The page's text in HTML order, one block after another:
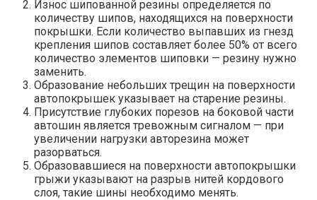
Износ шипованной резины определяется по
количеству шипов, находящихся на поверхности
покрышки. Если количество выпавших из гнезд
крепления шипов составляет более 50% от всего
количество элементов шиповки — резину нужно
заменить.
Образование небольших трещин на поверхности
автопокрышек указывает на старение резины.
Присутствие глубоких порезов на боковой части
автошин является тревожным сигналом — при
увеличении нагрузки авторезина может
разорваться.
Образовавшиеся на поверхности автопокрышки
грыжи указывают на разрыв нитей кордового
слоя, такие шины необходимо менять.